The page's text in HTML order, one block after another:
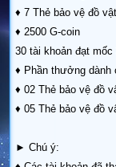
♦ 7 Thẻ bảo vệ đồ
♦ 2500 G-coin
30 tài khoản đạt
♦ Phần thưởng dành
♦ 02 Thẻ bảo vệ đồ
♦ 05 Thẻ bảo vệ đồ
► Chú ý: